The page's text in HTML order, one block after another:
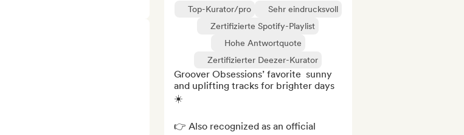
Top-Kurator/pro
Sehr eindrucksvoll
Zertifizierte Spotify-Playlist
Hohe Antwortquote
Zertifizierter Deezer-Kurator
Groover Obsessions’ favorite  sunny
and uplifting tracks for brighter days
☀️
👉 Also recognized as an official